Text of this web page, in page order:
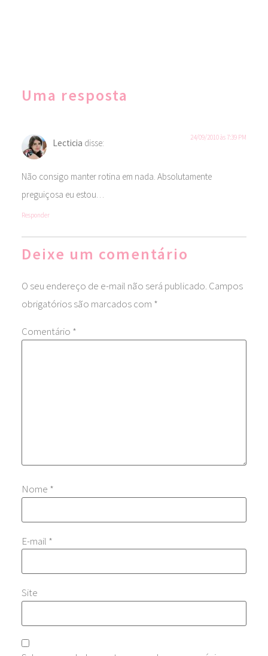
Uma resposta
Lecticia disse: 24/09/2010 às 7:39 PM
Não consigo manter rotina em nada. Absolutamente
preguiçosa eu estou…
Responder
Deixe um comentário
O seu endereço de e-mail não será publicado. Campos
obrigatórios são marcados com *
Comentário *
Nome *
E-mail *
Site